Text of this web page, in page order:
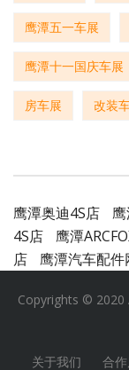
鹰潭五一车展
鹰潭十一国庆车展
房车展 改装
鹰潭奥迪4S店
4S店
鹰潭
店
鹰潭汽车配件
Copyrights © 2020
关于我们 合